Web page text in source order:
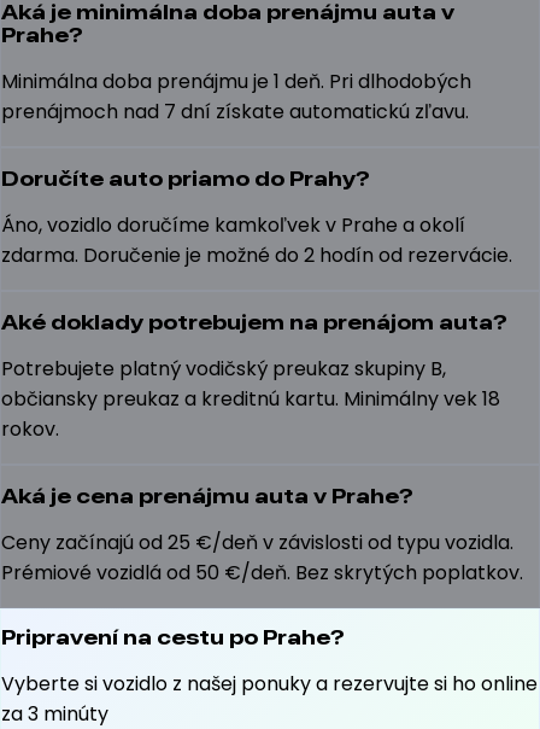
Aká je minimálna doba prenájmu auta v
Prahe?
Minimálna doba prenájmu je 1 deň. Pri dlhodobých
prenájmoch nad 7 dní získate automatickú zľavu.
Doručíte auto priamo do Prahy?
Áno, vozidlo doručíme kamkoľvek v Prahe a okolí
zdarma. Doručenie je možné do 2 hodín od rezervácie.
Aké doklady potrebujem na prenájom auta?
Potrebujete platný vodičský preukaz skupiny B,
občiansky preukaz a kreditnú kartu. Minimálny vek 18
rokov.
Aká je cena prenájmu auta v Prahe?
Ceny začínajú od 25 €/deň v závislosti od typu vozidla.
Prémiové vozidlá od 50 €/deň. Bez skrytých poplatkov.
Pripravení na cestu po Prahe?
Vyberte si vozidlo z našej ponuky a rezervujte si ho online
za 3 minúty